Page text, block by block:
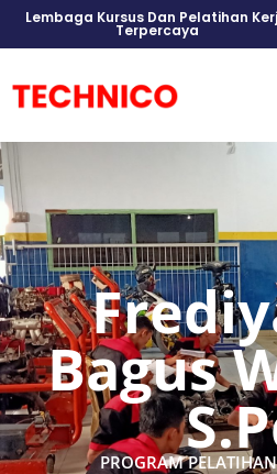
Lembaga Kursus Dan Pelatihan
Terpercaya
Bagus
PROGRAM